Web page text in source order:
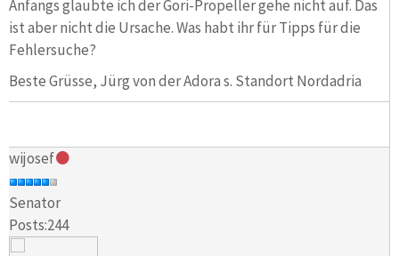
Anfangs glaubte ich der Gori-Propeller gehe nicht auf. Das
ist aber nicht die Ursache. Was habt ihr für Tipps für die
Fehlersuche?
Beste Grüsse, Jürg von der Adora s. Standort Nordadria
wijosef
Senator
Posts:244